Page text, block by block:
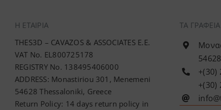
Η ΕΤΑΙΡΊΑ
THES3D – CAVAZOS & ASSOCIATES E.E.
VAT No. EL800725178
REGISTRY No. 138495406000
ADDRESS: Monastiriou 301, Menemeni
54628 Thessaloniki, Greece
Return Policy: 14 days return policy in
ΤΑ
+(30)
+(30)